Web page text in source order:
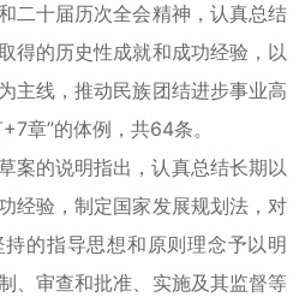
二十届历次全会精神，认真总结
得的历史性成就和成功经验，以
主线，推动民族团结进步事业高
章”的体例，共64条。
案的说明指出，认真总结长期以
经验，制定国家发展规划法，对
的指导思想和原则理念予以明
、审查和批准、实施及其监督等